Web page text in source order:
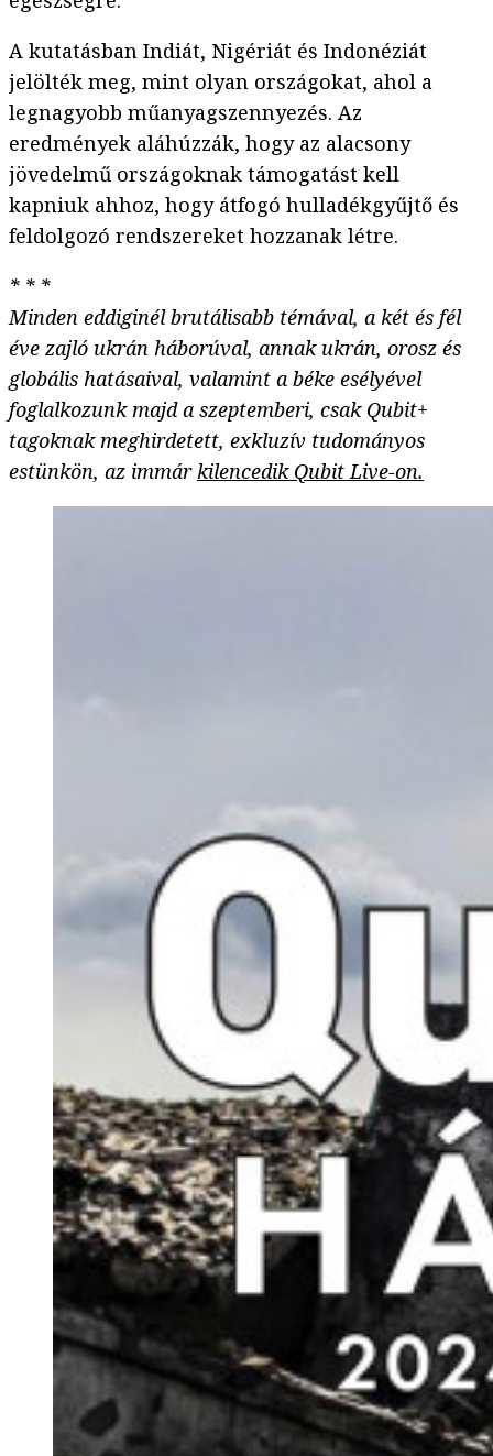
A kutatásban Indiát, Nigériát és Indonéziát
jelölték meg, mint olyan országokat, ahol a
legnagyobb műanyagszennyezés. Az
eredmények aláhúzzák, hogy az alacsony
jövedelmű országoknak támogatást kell
kapniuk ahhoz, hogy átfogó hulladékgyűjtő és
feldolgozó rendszereket hozzanak létre.
* * *
Minden eddiginél brutálisabb témával, a két és fél
éve zajló ukrán háborúval, annak ukrán, orosz és
globális hatásaival, valamint a béke esélyével
foglalkozunk majd a szeptemberi, csak Qubit+
tagoknak meghirdetett, exkluzív tudományos
estünkön, az immárkilencedik Qubit Live-on.